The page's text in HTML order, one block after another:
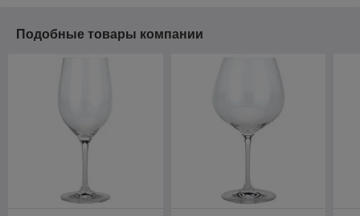
Подобные товары компании